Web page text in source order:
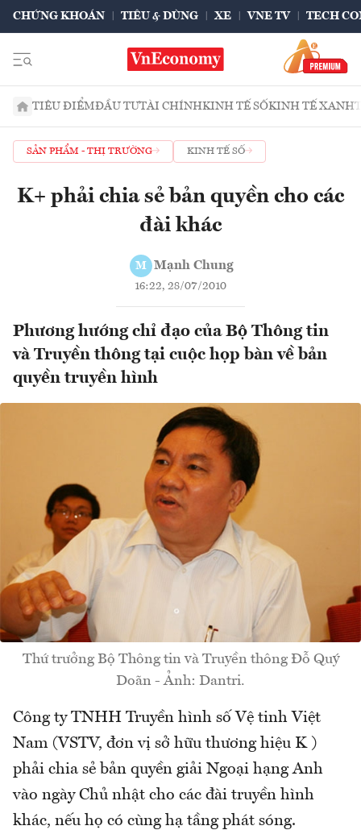
CHỨNG KHOÁN TIÊU & DÙNG XE VNE TV TECH
TIÊU ĐIỂMĐẦU TƯTÀI CHÍNHKINH TẾ SỐKINH TẾ XANH
SẢN PHẨM - THỊ TRƯỜNG KINH TẾ SỐ
K+ phải chia sẻ bản quyền cho các
đài khác
M Mạnh Chung
16:22, 28/07/2010
Phương hướng chỉ đạo của Bộ Thông tin
và Truyền thông tại cuộc họp bàn về bản
quyền truyền hình
Thứ trưởng Bộ Thông tin và Truyền thông Đỗ Quý
Doãn - Ảnh: Dantri.
Công ty TNHH Truyền hình số Vệ tinh Việt
Nam (VSTV, đơn vị sở hữu thương hiệu K )
phải chia sẻ bản quyền giải Ngoại hạng Anh
vào ngày Chủ nhật cho các đài truyền hình
khác, nếu họ có cùng hạ tầng phát sóng.